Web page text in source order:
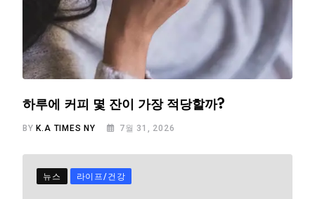
하루에 커피 몇 잔이 가장 적당할까?
BYK.A TIMES NY 7월 31, 2026
뉴스 라이프/건강